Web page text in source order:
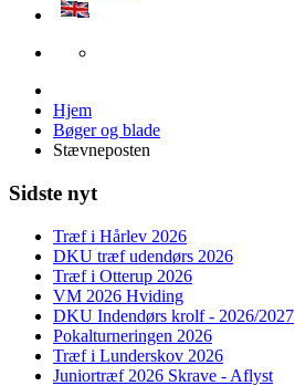
Hjem
Bøger og blade
Stævneposten
Sidste nyt
Træf i Hårlev 2026
DKU træf udendørs 2026
Træf i Otterup 2026
VM 2026 Hviding
DKU Indendørs krolf - 2026/2027
Pokalturneringen 2026
Træf i Lunderskov 2026
Juniortræf 2026 Skrave - Aflyst